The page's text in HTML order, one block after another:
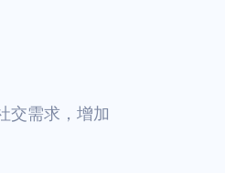
交需求，增加